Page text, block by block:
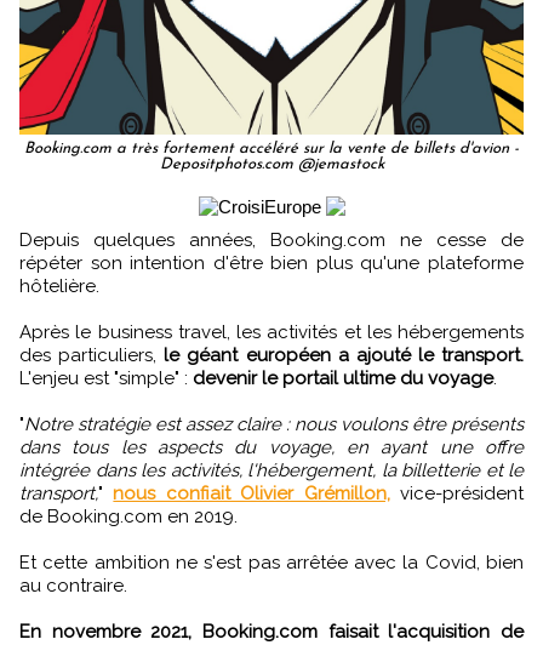
Booking.com a très fortement accéléré sur la vente de billets d'avion -
Depositphotos.com @jemastock
Depuis quelques années, Booking.com ne cesse de
répéter son intention d'être bien plus qu'une plateforme
hôtelière.
Après le business travel, les activités et les hébergements
des particuliers,le géant européen a ajouté le transport.
L'enjeu est "simple" : devenir le portail ultime du voyage.
"Notre stratégie est assez claire : nous voulons être présents
dans tous les aspects du voyage, en ayant une offre
intégrée dans les activités, l'hébergement, la billetterie et le
transport,"nous confiait Olivier Grémillon,vice-président
de Booking.com en 2019.
Et cette ambition ne s'est pas arrêtée avec la Covid, bien
au contraire.
En novembre 2021, Booking.com faisait l'acquisition de